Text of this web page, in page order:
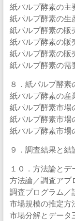
紙パルプ酵素の主
紙パルプ酵素の生
紙パルプ酵素の販
紙パルプ酵素の販
紙パルプ酵素の販
紙パルプ酵素の需
８．紙パルプ酵素
紙パルプ酵素の産
紙パルプ酵素市場
紙パルプ酵素市場
紙パルプ酵素市場
９．調査結果と結
１０．方法論とデ
方法論／調査アプ
調査プログラム／
市場規模の推定方
市場分解とデータ